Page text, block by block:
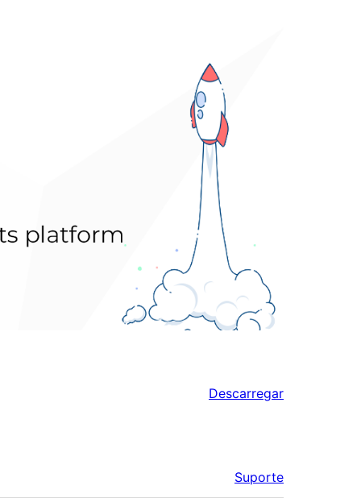
Descarregar
Suporte